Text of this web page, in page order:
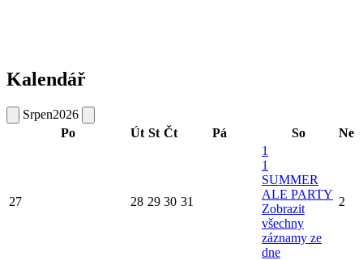
Kalendář
Srpen2026
Po
Út St Čt Pá So Ne
27 28 29 30 31
1
1
SUMMER
ALE PARTY
Zobrazit
všechny
záznamy ze
dne
2